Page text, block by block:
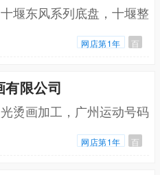
堰东风系列底盘，十堰整
网店第1年 百
限公司
烫画加工，广州运动号码
网店第1年 百